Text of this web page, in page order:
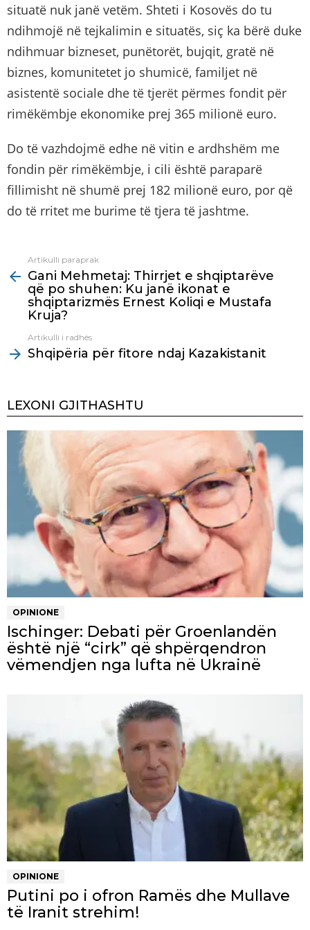
situatë nuk janë vetëm. Shteti i Kosovës do tu
ndihmojë në tejkalimin e situatës, siç ka bërë duke
ndihmuar bizneset, punëtorët, bujqit, gratë në
biznes, komunitetet jo shumicë, familjet në
asistentë sociale dhe të tjerët përmes fondit për
rimëkëmbje ekonomike prej 365 milionë euro.
Do të vazhdojmë edhe në vitin e ardhshëm me
fondin për rimëkëmbje, i cili është paraparë
fillimisht në shumë prej 182 milionë euro, por që
do të rritet me burime të tjera të jashtme.
more
Artikulli paraprak
Gani Mehmetaj: Thirrjet e shqiptarëve
që po shuhen: Ku janë ikonat e
shqiptarizmës Ernest Koliqi e Mustafa
Kruja?
Artikulli i radhës
Shqipëria për fitore ndaj Kazakistanit
LEXONI GJITHASHTU
OPINIONE
Ischinger: Debati për Groenlandën
është një “cirk” që shpërqendron
vëmendjen nga lufta në Ukrainë
OPINIONE
Putini po i ofron Ramës dhe Mullave
të Iranit strehim!